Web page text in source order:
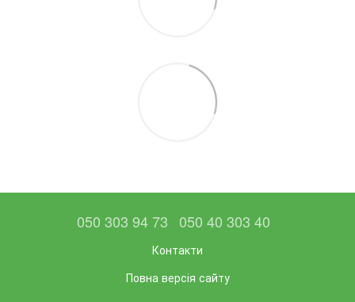
050 303 94 73 050 40 303 40
Контакти
Повна версія сайту